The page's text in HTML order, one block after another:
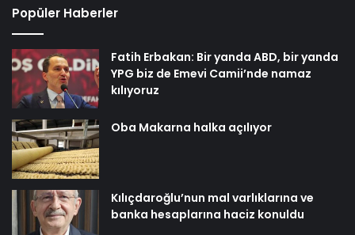
Popüler Haberler
Fatih Erbakan: Bir yanda ABD, bir yanda
YPG biz de Emevi Camii’nde namaz
kılıyoruz
Oba Makarna halka açılıyor
Kılıçdaroğlu’nun mal varlıklarına ve
banka hesaplarına haciz konuldu